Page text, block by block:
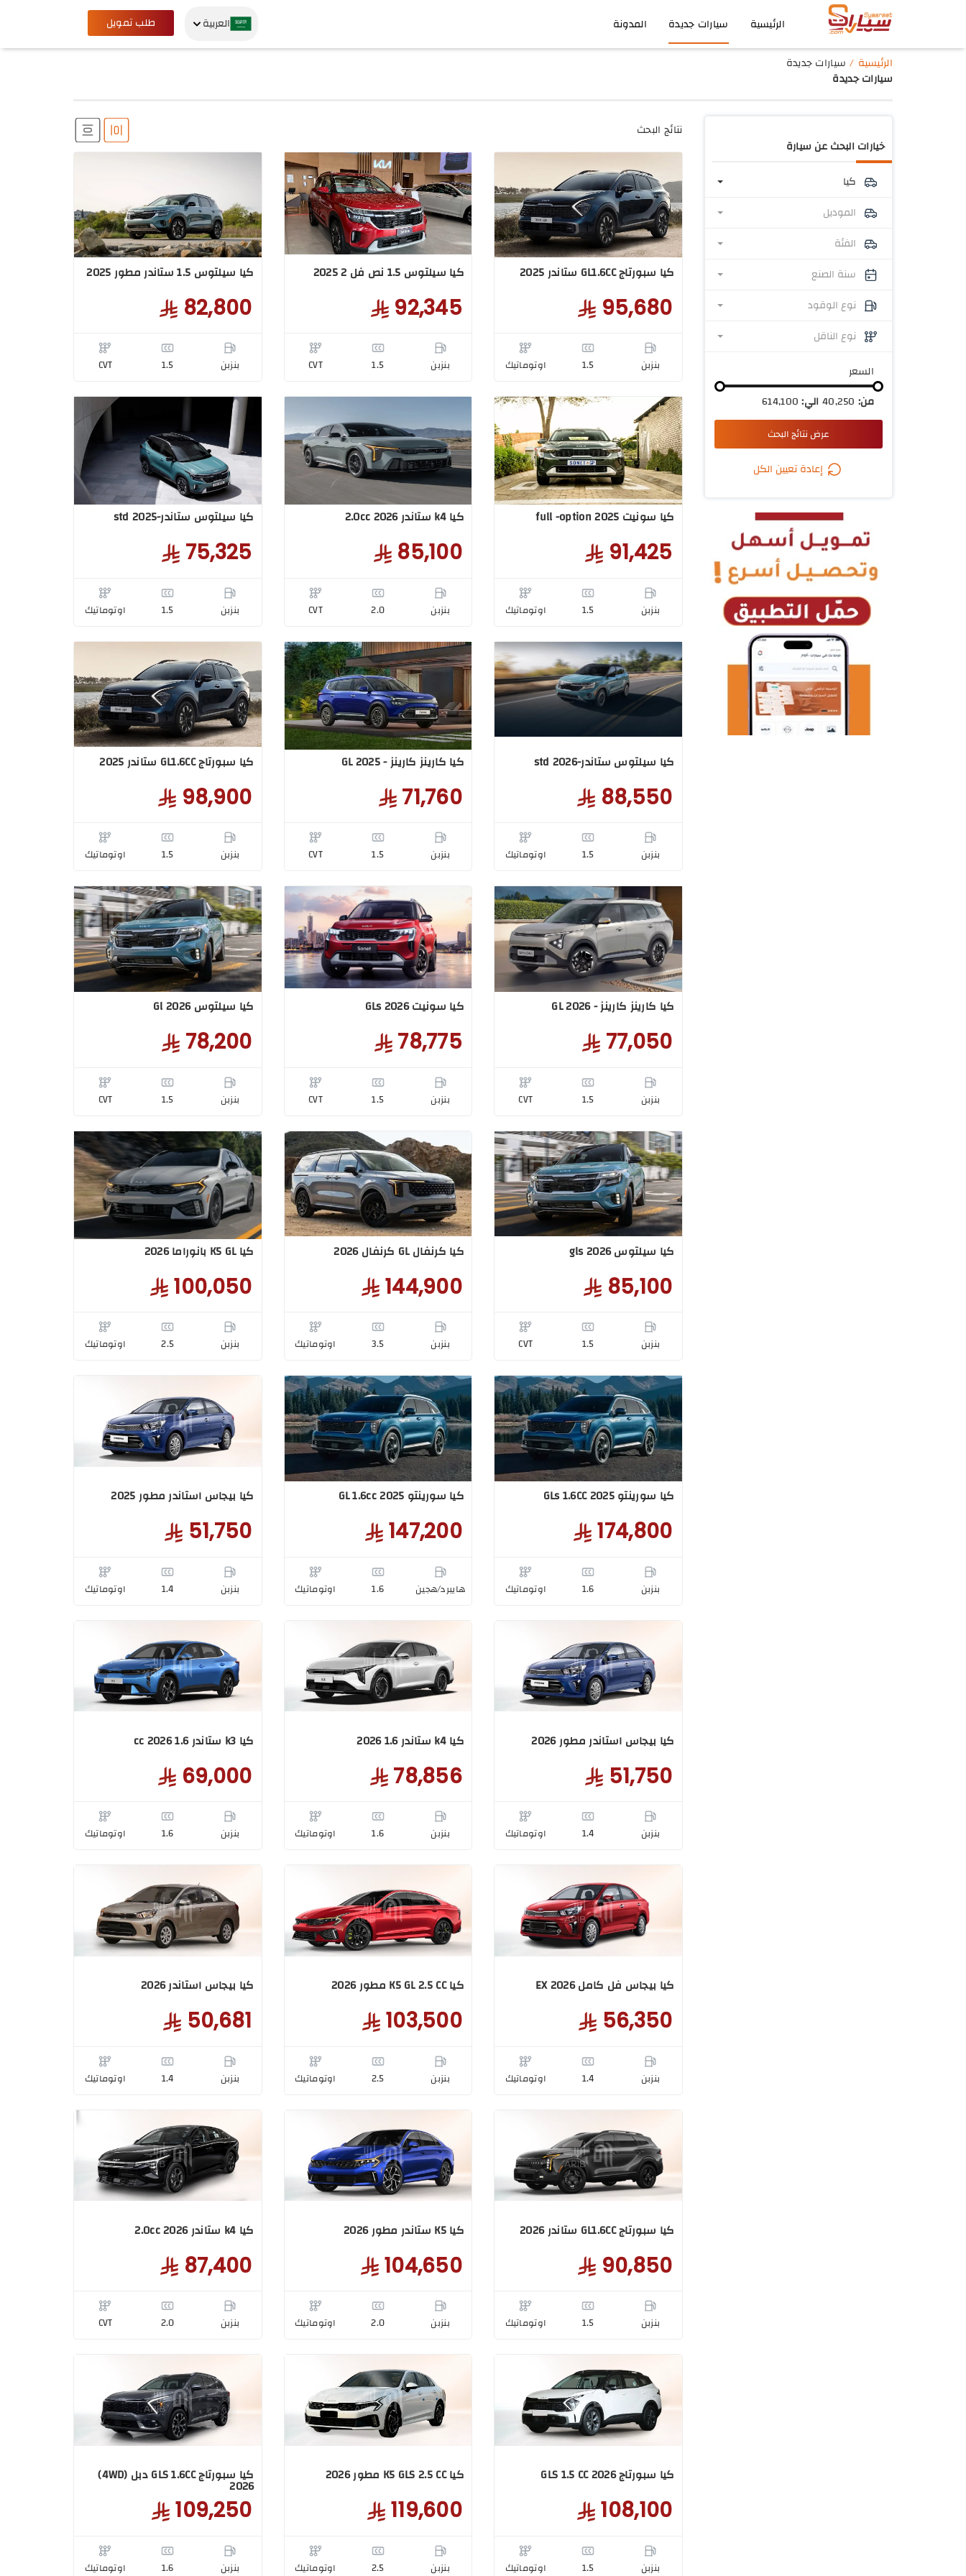
الرئيسية سيارات جديدة المدونة العربية طلب تمويل
الرئيسية
سيارات جديدة
سيارات جديدة
خيارات البحث عن سيارة
كيا
الموديل
الفئة
سنة الصنع
نوع الوقود
نوع الناقل
السعر
من: 40,250 الي: 614,100
عرض نتائج البحث
نتائج البحث
كيا سبورتاج GL1.6CC ستاندر 2025
95,680
بنزبن 1.5 اوتوماتيك
كيا سيلتوس 1.5 نص فل 2 2025
92,345
بنزبن 1.5
CVT
كيا سيلتوس 1.5 ستاندر مطور 2025
82,800
بنزبن 1.5
CVT
كيا سونيت full -option 2025
91,425
بنزبن 1.5 اوتوماتيك
كيا k4 ستاندر 2.0cc 2026
85,100
بنزبن 2.0
CVT
كيا سيلتوس ستاندر-std 2025
75,325
بنزبن 1.5 اوتوماتيك
كيا سيلتوس ستاندر-std 2026
88,550
بنزبن 1.5 اوتوماتيك
كيا كارينز كارينز - GL 2025
71,760
بنزبن 1.5
CVT
كيا سبورتاج GL1.6CC ستاندر 2025
98,900
بنزبن 1.5 اوتوماتيك
كيا كارينز كارينز - GL 2026
77,050
بنزبن 1.5
CVT
كيا سونيت GLs 2026
78,775
بنزبن 1.5
CVT
كيا سيلتوس Gl 2026
78,200
بنزبن 1.5
CVT
كيا سيلتوس gls 2026
85,100
بنزبن 1.5
CVT
كيا كرنفال GL كرنفال 2026
144,900
بنزبن 3.5 اوتوماتيك
كيا K5 GL بانوراما 2026
100,050
بنزبن 2.5 اوتوماتيك
كيا سورينتو GLs 1.6CC 2025
174,800
بنزبن 1.6 اوتوماتيك
كيا سورينتو GL 1.6cc 2025
147,200
هايبرد/هجين 1.6 اوتوماتيك
كيا بيجاس استاندر مطور 2025
51,750
بنزبن 1.4 اوتوماتيك
كيا بيجاس استاندر مطور 2026
51,750
بنزبن 1.4 اوتوماتيك
كيا k4 ستاندر 1.6 2026
78,856
بنزبن 1.6 اوتوماتيك
كيا k3 ستاندر 1.6 cc 2026
69,000
بنزبن 1.6 اوتوماتيك
كيا بيجاس فل كامل EX 2026
56,350
بنزبن 1.4 اوتوماتيك
كيا K5 GL 2.5 CC مطور 2026
103,500
بنزبن 2.5 اوتوماتيك
كيا بيجاس استاندر 2026
50,681
بنزبن 1.4 اوتوماتيك
كيا سبورتاج GL1.6CC ستاندر 2026
90,850
بنزبن 1.5 اوتوماتيك
كيا K5 ستاندر مطور 2026
104,650
بنزبن 2.0 اوتوماتيك
كيا k4 ستاندر 2.0cc 2026
87,400
بنزبن 2.0
CVT
كيا سبورتاج GLS 1.5 CC 2026
108,100
بنزبن 1.5 اوتوماتيك
كيا K5 GLS 2.5 CC مطور 2026
119,600
بنزبن 2.5 اوتوماتيك
كيا سبورتاج GLS 1.6CC دبل (4WD)
2026
109,250
بنزبن 1.6 اوتوماتيك